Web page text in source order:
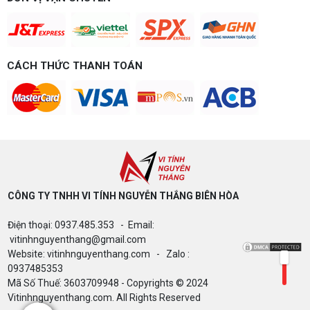
theo đúng ngân sách.
Build PC Gaming theo ngân sách từ 10
Build PC gaming theo ngân sách từ 10-40 triệu:
Intel/AMD và tránh sai tương thích. Tư vấn miễn
phí tại Vi tính Nguyễn Thắng.
PLUS – NHẬN VOUCHER ĐẾN 800K
quyền ( Vi tính Nguyễn Thắng)
Bảng giá Cài Đặt WinDow Trial Phần
Mềm Vi Tính Nguyễn Thắng
CÁCH THỨC THANH TOÁN
CÔNG TY TNHH VI TÍNH NGUYỄN THẮNG BIÊN HÒA​
Điện thoại: 0937.485.353 - Email:
vitinhnguyenthang@gmail.com
Website: vitinhnguyenthang.com - Zalo :
0937485353
Mã Số Thuế: 3603709948 - Copyrights © 2024
Vitinhnguyenthang.com. All Rights Reserved